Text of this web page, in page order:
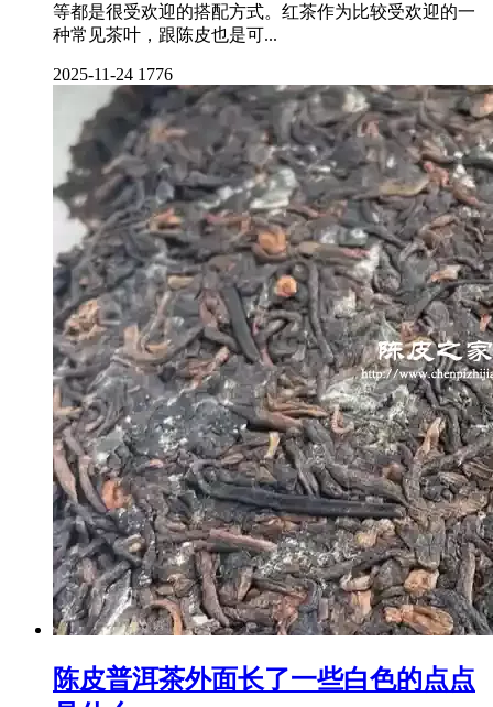
等都是很受欢迎的搭配方式。红茶作为比较受欢迎的一
种常见茶叶，跟陈皮也是可...
2025-11-24 1776
陈皮普洱茶外面长了一些白色的点点